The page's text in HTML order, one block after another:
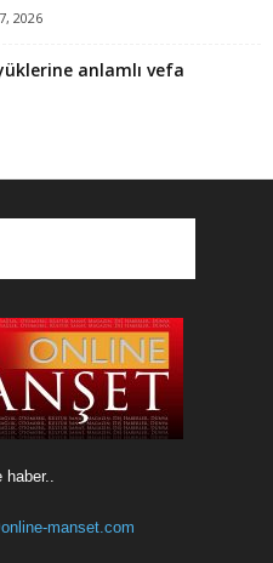
2026
anlamlı vefa
manset.com